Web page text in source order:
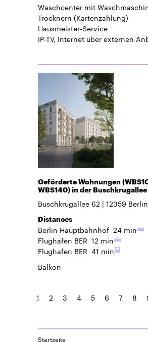
Waschcenter mit
Trocknern (Kartenzahlung)
Hausmeister-Service
IP-TV, Internet über externen
Geförderte Wohnungen
WBS140) in der
Buschkrugallee 62 12359 Berlin
Distances
Berlin Hauptbahnhof 24 min
Flughafen BER 12 min
Flughafen BER 41 min
Balkon
1 2 3 4 5 6 7 8
Startseite